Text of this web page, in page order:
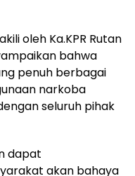
oleh Ka.KPR Rutan
bahwa
penuh berbagai
narkoba
seluruh pihak
dapat
akan bahaya